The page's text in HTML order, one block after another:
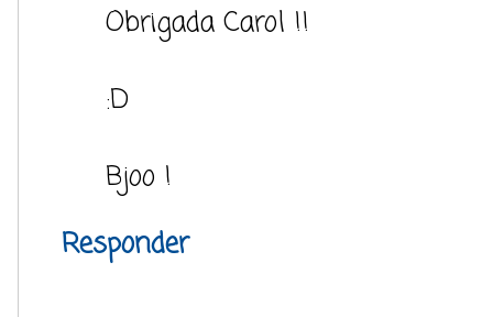
Obrigada Carol !!
:D
Bjoo !
Responder